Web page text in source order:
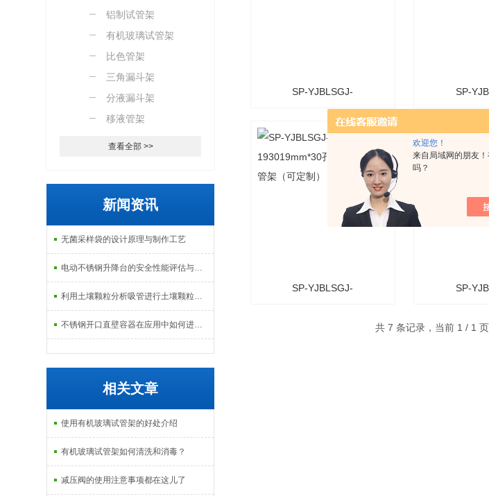
欢迎您！
来自局域网的朋友
吗？
制）
铝制试管架
有机玻璃试管架
比色管架
三角漏斗架
分液漏斗架
移液管架
查看全部 >>
新闻资讯
无菌采样袋的设计原理与制作工艺
电动不锈钢升降台的安全性能评估与控制
利用土壤颗粒分析吸管进行土壤颗粒定量分析的研究
不锈钢开口直壁容器在应用中如何进行维护和保养？
相关文章
使用有机玻璃试管架的好处介绍
有机玻璃试管架如何清洗和消毒？
减压阀的使用注意事项都在这儿了
SP-YJBLSGJ-
134013mm*40孔有机玻璃
试管架（可定制）
SP-
试管架（
SP-YJBLSGJ- SP-
共 7 条记录，当前 1 / 1